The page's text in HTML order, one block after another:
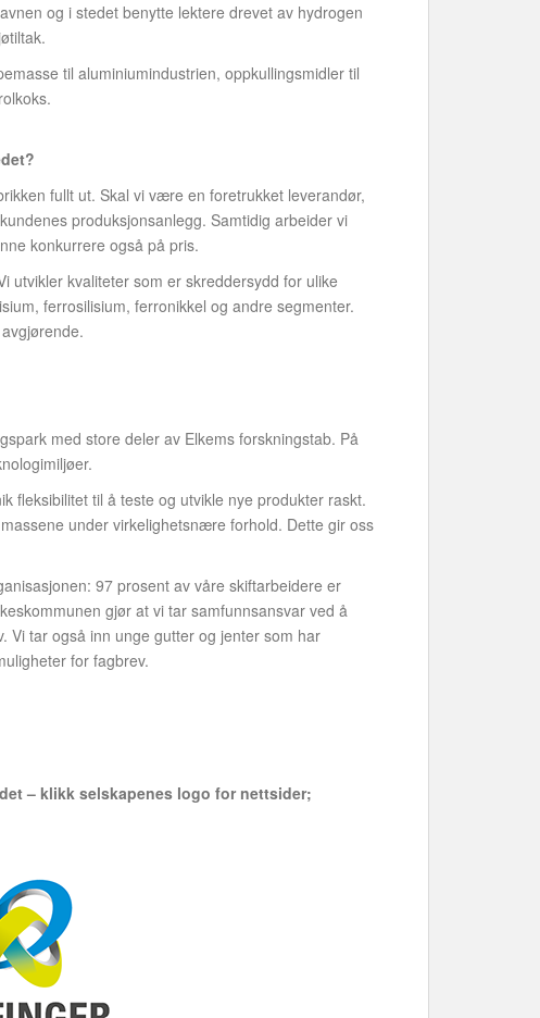
og i stedet benytte lektere drevet av hydrogen
til aluminiumindustrien, oppkullingsmidler til
fullt ut. Skal vi være en foretrukket leverandør,
produksjonsanlegg. Samtidig arbeider vi
konkurrere også på pris.
utvikler kvaliteter som er skreddersydd for ulike
ferrosilisium, ferronikkel og andre segmenter.
med store deler av Elkems forskningstab. På
fleksibilitet til å teste og utvikle nye produkter raskt.
under virkelighetsnære forhold. Dette gir oss
97 prosent av våre skiftarbeidere er
gjør at vi tar samfunnsansvar ved å
tar også inn unge gutter og jenter som har
for fagbrev.
– klikk selskapenes logo for nettsider;